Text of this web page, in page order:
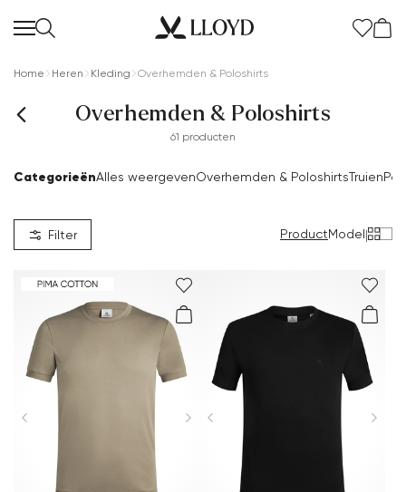
Home Heren Kleding Overhemden & Poloshirts
Overhemden & Poloshirts
61 producten
CategorieënAlles weergevenOverhemden & PoloshirtsTruien
Filter ProductModel|